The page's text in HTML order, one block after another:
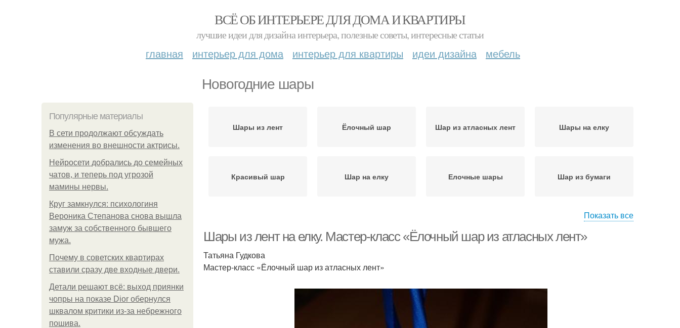
ВСЁ ОБ ИНТЕРЬЕРЕ ДЛЯ ДОМА И КВАРТИРЫ
лучшие идеи для дизайна интерьера, полезные советы, интересные статьи
главная интерьер для дома интерьер для квартиры идеи дизайна мебель
Новогодние шары
Популярные материалы
В сети продолжают обсуждать
изменения во внешности актрисы.
Нейросети добрались до семейных
чатов, и теперь под угрозой
мамины нервы.
Круг замкнулся: психологиня
Вероника Степанова снова вышла
замуж за собственного бывшего
мужа.
Почему в советских квартирах
ставили сразу две входные двери.
Детали решают всё: выход приянки
чопры на показе Dior обернулся
шквалом критики из-за небрежного
пошива.
Шары из лент Ёлочный шар Шар из атласных лент Шары на елку
Красивый шар Шар на елку Елочные шары Шар из бумаги
Показать все
Шары из лент на елку. Мастер-класс «Ёлочный шар из атласных лент»
Татьяна Гудкова
Мастер-класс «Ёлочный шар из атласных лент»